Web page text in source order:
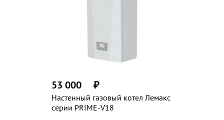
Настенный газовый котел Лемакс
серии PRIME-V18
53 000 ₽